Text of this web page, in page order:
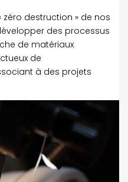
destruction » de nos
des processus
de matériaux
de
à des projets